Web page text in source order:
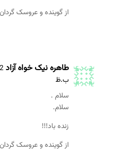
از گوینده و عروسک
طاهره نیک خواه آزاد
ب.ظ
سلام .
سلام.
زنده باد!!!
از گوینده و عروسک